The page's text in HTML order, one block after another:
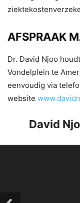
AFSPRAAK
Dr. David Njoo
Vondelplein te
eenvoudig via
website
David